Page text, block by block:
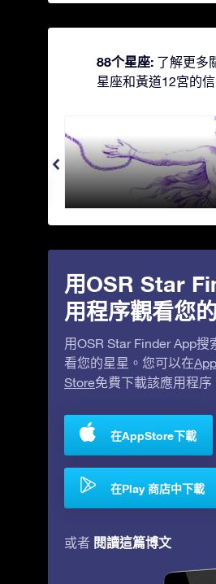
88个星座: 了解更多
星座和黃道12宮的信
Andromeda - 被鐵鍊鎖
用OSR Star
用程序觀看您
用OSR Star Finder App搜
看您的星星。您可以在
Store免費下載該應用程序
在AppStore下載
在Play 商店中下載
或者 閱讀這篇博文